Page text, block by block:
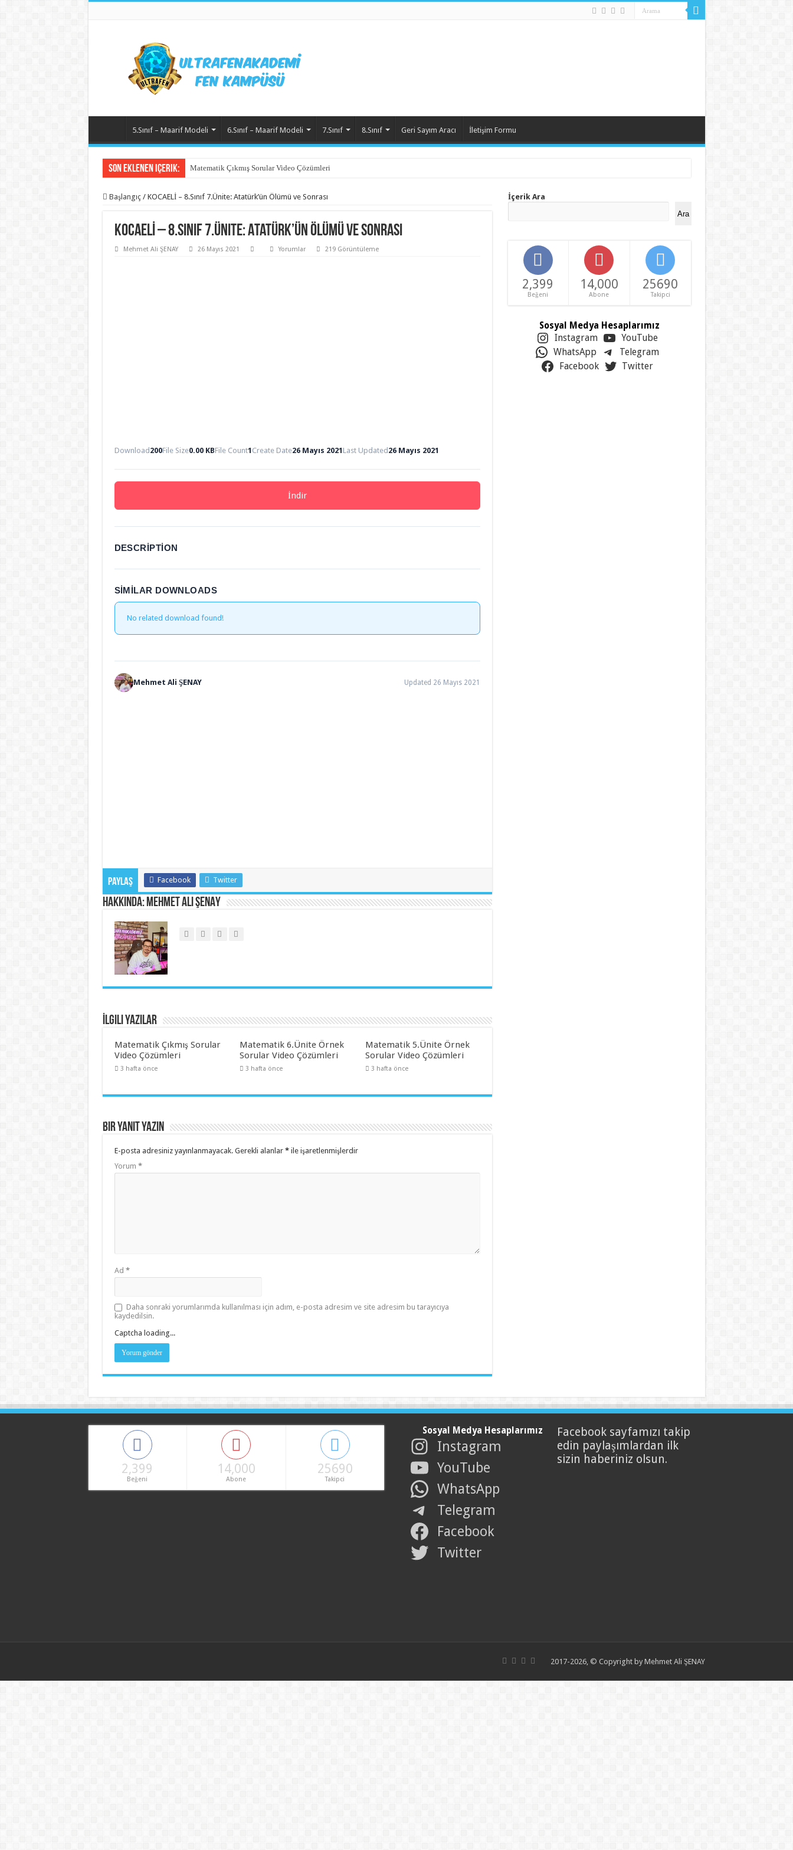
5.Sınıf – Maarif Modeli 6.Sınıf – Maarif Modeli 7.Sınıf 8.Sınıf Geri Sayım Aracı İletişim Formu
Son Eklenen içerik: Matematik Çıkmış Sorular Video Çözümleri
Başlangıç / KOCAELİ – 8.Sınıf 7.Ünite: Atatürk’ün Ölümü ve Sonrası
KOCAELİ – 8.Sınıf 7.Ünite: Atatürk’ün Ölümü ve Sonrası
Mehmet Ali ŞENAY 26 Mayıs 2021 Yorumlar 219 Görüntüleme
Download 200File Size0.00 KBFile Count1 Create Date26 Mayıs 2021 Last Updated 26 Mayıs 2021
İndir
DESCRIPTION
SIMILAR DOWNLOADS
No related download found!
Mehmet Ali ŞENAY Updated 26 Mayıs 2021
Paylaş Facebook Twitter
Hakkında: Mehmet Ali ŞENAY
İlgili Yazılar
Matematik Çıkmış Sorular
Video Çözümleri
3 hafta önce
Matematik 6.Ünite Örnek
Sorular Video Çözümleri
3 hafta önce
Matematik 5.Ünite Örnek
Sorular Video Çözümleri
3 hafta önce
Bir yanıt yazın
E-posta adresiniz yayınlanmayacak. Gerekli alanlar *ile işaretlenmişlerdir
Yorum *
Ad *
Daha sonraki yorumlarımda kullanılması için adım, e-posta adresim ve site adresim bu tarayıcıya
kaydedilsin.
Captcha loading...
İçerik Ara
Ara
2,399
Beğeni
14,000
Abone
25690
Takipci
Sosyal Medya Hesaplarımız
Instagram
YouTube
WhatsApp
Telegram
Facebook
Twitter
2,399
Beğeni
14,000
Abone
25690
Takipci
Sosyal Medya Hesaplarımız
Instagram
YouTube
WhatsApp
Telegram
Facebook
Twitter
Facebook sayfamızı takip
edin paylaşımlardan ilk
sizin haberiniz olsun.
2017-2026, © Copyright by Mehmet Ali ŞENAY